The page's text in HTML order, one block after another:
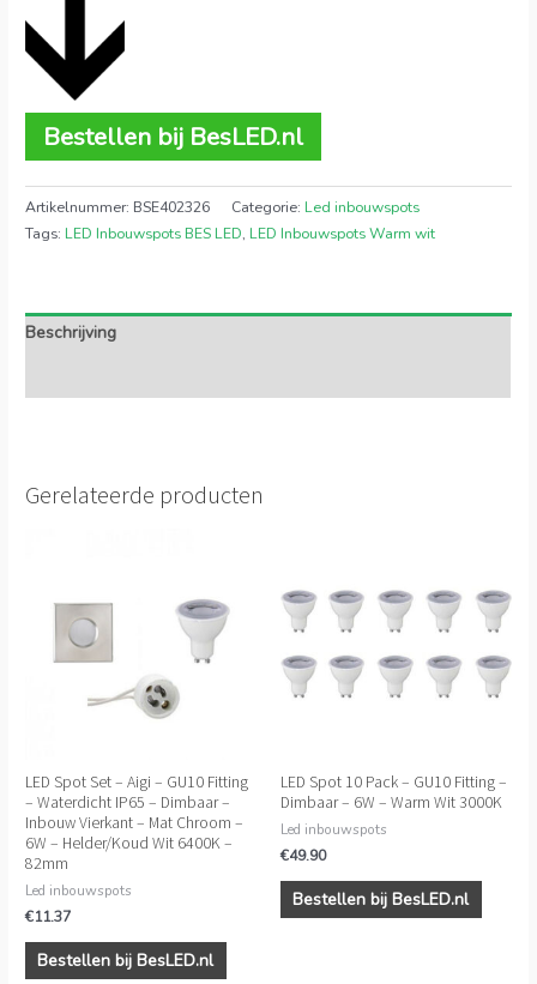
Bestellen bij BesLED.nl
Artikelnummer: BSE402326 Categorie: Led inbouwspots
Tags: LED Inbouwspots BES LED, LED Inbouwspots Warm wit
Beschrijving
Gerelateerde producten
LED Spot Set – Aigi – GU10 Fitting
– Waterdicht IP65 – Dimbaar –
Inbouw Vierkant – Mat Chroom –
6W – Helder/Koud Wit 6400K –
82mm
Led inbouwspots
€11.37
Bestellen bij BesLED.nl
LED Spot 10 Pack – GU10 Fitting –
Dimbaar – 6W – Warm Wit 3000K
Led inbouwspots
€49.90
Bestellen bij BesLED.nl